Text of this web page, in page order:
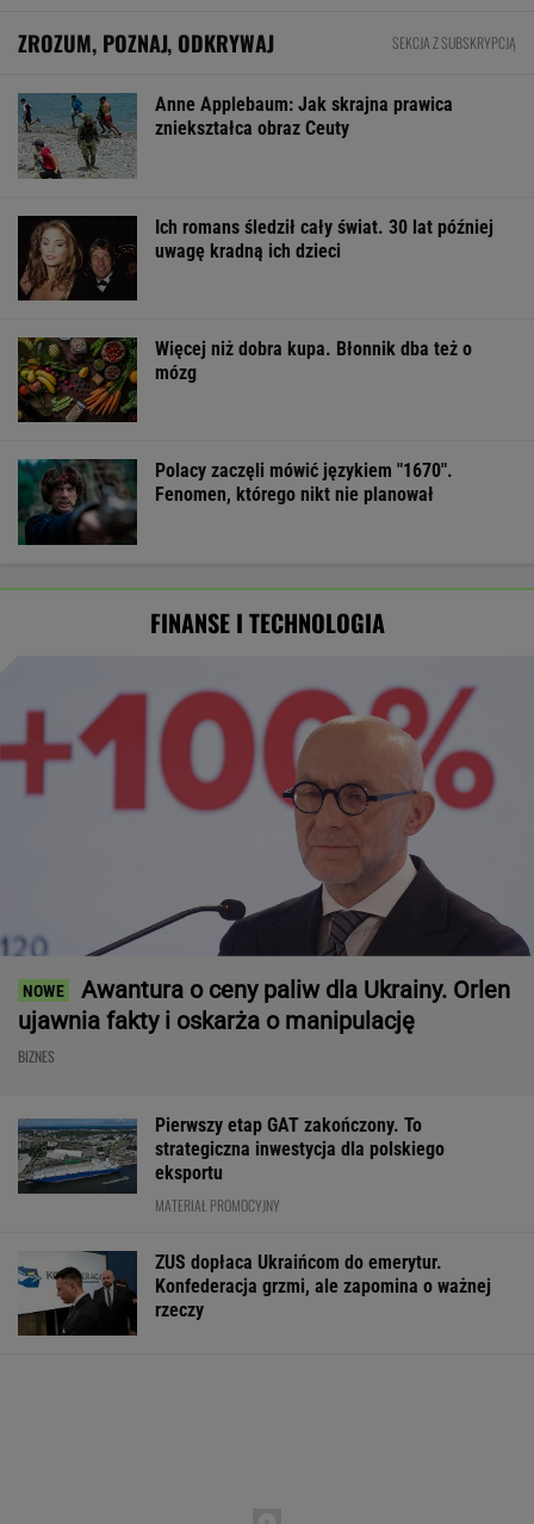
ZROZUM, POZNAJ, ODKRYWAJ SEKCJA Z SUBSKRYPCJĄ
Anne Applebaum: Jak skrajna prawica
zniekształca obraz Ceuty
Ich romans śledził cały świat. 30 lat później
uwagę kradną ich dzieci
Więcej niż dobra kupa. Błonnik dba też o
mózg
Polacy zaczęli mówić językiem "1670".
Fenomen, którego nikt nie planował
FINANSE I TECHNOLOGIA
Awantura o ceny paliw dla Ukrainy. Orlen
ujawnia fakty i oskarża o manipulację
BIZNES
Pierwszy etap GAT zakończony. To
strategiczna inwestycja dla polskiego
eksportu
MATERIAŁ PROMOCYJNY
ZUS dopłaca Ukraińcom do emerytur.
Konfederacja grzmi, ale zapomina o ważnej
rzeczy